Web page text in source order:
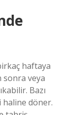
haftaya
sonra veya
Bazı
haline döner.